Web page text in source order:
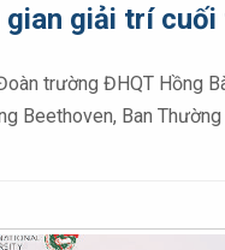
gian giải trí
trường ĐHQT Hồng
Beethoven, Ban